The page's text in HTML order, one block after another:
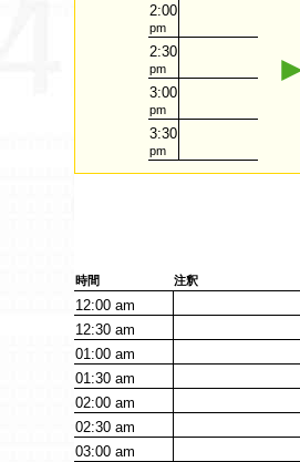
2:00
pm
2:30
pm
3:00
pm
3:30
pm
時間 注釈
12:00am
12:30am
01:00am
01:30am
02:00am
02:30am
03:00am